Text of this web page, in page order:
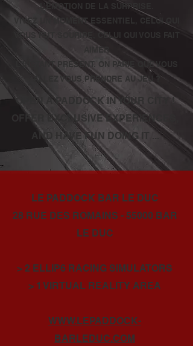
L’ÉMOTION DE LA SURPRISE.
VIVEZ UN MOMENT ESSENTIEL, CELUI QUI
VOUS FAIT SOURIRE, CELUI QUI VOUS FAIT
AIMER
L'INSTANT PRÉSENT. ON PARIE QUE VOUS
ALLEZ VOUS PRENDRE AU JEU ?
OPEN A PADDOCK IN YOUR CITY !
OFFER EXCLUSIVE EXPERIENCES,
AND HAVE FUN DOING IT ...
LE PADDOCK BAR LE DUC
28 RUE DES ROMAINS - 55000 BAR
LE DUC
> 2 ELLIP6 RACING SIMULATORS
> 1 VIRTUAL REALITY AREA
WWW.LEPADDOCK-
BARLEDUC.COM